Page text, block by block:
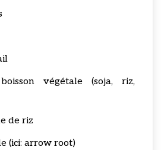
végétale (soja, riz,
de riz
(ici: arrow root)